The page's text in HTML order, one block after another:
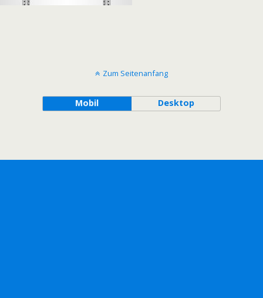
Zum Seitenanfang
Mobil Desktop